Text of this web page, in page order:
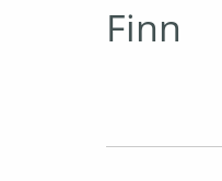
Finn